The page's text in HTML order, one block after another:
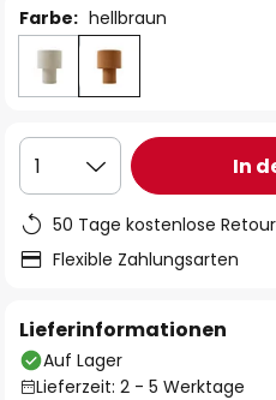
Farbe: hellbraun
1 In
50 Tage kostenlose
Flexible Zahlungsarten
Lieferinformationen
Auf Lager
Lieferzeit: 2 - 5 Werktage